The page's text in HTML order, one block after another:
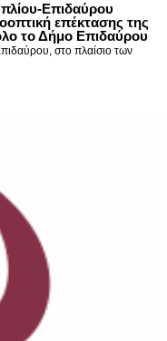
Επιδαύρου
επέκτασης της
το Δήμο Επιδαύρου
στο πλαίσιο των